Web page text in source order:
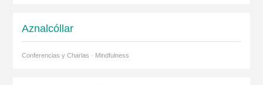
Aznalcóllar
Conferencias y Charlas · Mindfulness